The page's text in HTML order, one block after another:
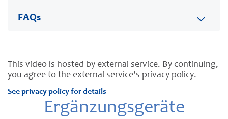
FAQs
This video is hosted by external service. By continuing,
you agree to the external service's privacy policy.
See privacy policy for details
Ergänzungsgeräte